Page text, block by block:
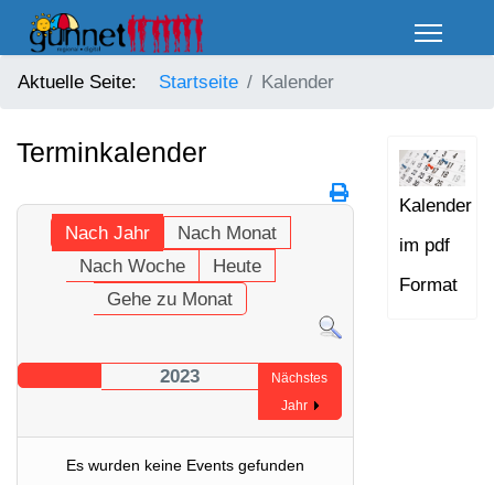
Aktuelle Seite: Startseite Kalender
Terminkalender
Nach Jahr
Nach Monat
Nach Woche
Heute
Gehe zu Monat
2023
Nächstes
Jahr
Es wurden keine Events gefunden
Kalender
im pdf
Format